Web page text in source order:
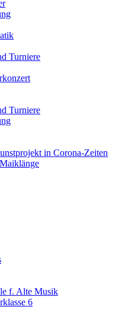
Turniere
Turniere
in Corona-Zeiten
f. Alte Musik
6